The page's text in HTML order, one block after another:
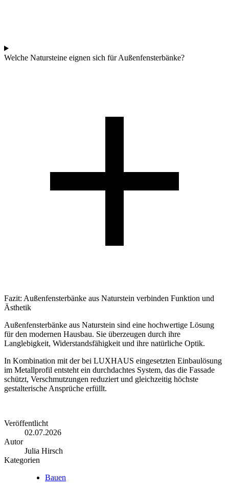
Welche Natursteine eignen sich für Außenfensterbänke?
Fazit: Außenfensterbänke aus Naturstein verbinden Funktion und
Ästhetik
Außenfensterbänke aus Naturstein sind eine hochwertige Lösung
für den modernen Hausbau. Sie überzeugen durch ihre
Langlebigkeit, Widerstandsfähigkeit und ihre natürliche Optik.
In Kombination mit der bei LUXHAUS eingesetzten Einbaulösung
im Metallprofil entsteht ein durchdachtes System, das die Fassade
schützt, Verschmutzungen reduziert und gleichzeitig höchste
gestalterische Ansprüche erfüllt.
Veröffentlicht
02.07.2026
Autor
Julia Hirsch
Kategorien
Bauen